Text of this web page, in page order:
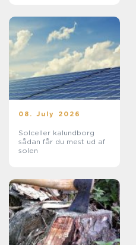
08. July 2026
Solceller kalundborg
sådan får du mest ud af
solen